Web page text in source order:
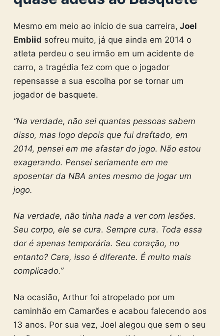
Mesmo em meio ao início de sua carreira, Joel
Embiid sofreu muito, já que ainda em 2014 o
atleta perdeu o seu irmão em um acidente de
carro, a tragédia fez com que o jogador
repensasse a sua escolha por se tornar um
jogador de basquete.
“Na verdade, não sei quantas pessoas sabem
disso, mas logo depois que fui draftado, em
2014, pensei em me afastar do jogo. Não estou
exagerando. Pensei seriamente em me
aposentar da NBA antes mesmo de jogar um
jogo.
Na verdade, não tinha nada a ver com lesões.
Seu corpo, ele se cura. Sempre cura. Toda essa
dor é apenas temporária. Seu coração, no
entanto? Cara, isso é diferente. É muito mais
complicado.”
Na ocasião, Arthur foi atropelado por um
caminhão em Camarões e acabou falecendo aos
13 anos. Por sua vez, Joel alegou que sem o seu